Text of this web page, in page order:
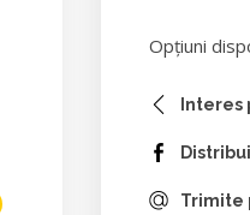
Opțiuni
Interes
Trimite